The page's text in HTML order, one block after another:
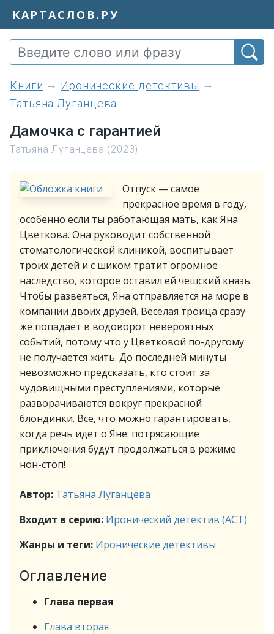
КАРТАСЛОВ.РУ
книги
Иронические детективы
Татьяна Луганцева
Дамочка с гарантией
Татьяна Луганцева (2023)
Отпуск — самое
прекрасное время в году,
особенно если ты работающая мать, как Яна
Цветкова. Она руководит собственной
стоматологической клиникой, воспитывает
троих детей и с шиком тратит огромное
наследство, которое оставил ей чешский князь.
Чтобы развеяться, Яна отправляется на море в
компании двоих друзей. Веселая троица сразу
же попадает в водоворот невероятных
событий, потому что у Цветковой по-другому
не получается жить. До последней минуты
невозможно предсказать, кто стоит за
чудовищными преступлениями, которые
разворачиваются вокруг прекрасной
блондинки. Всё, что можно гарантировать,
когда речь идет о Яне: потрясающие
приключения будут продолжаться в режиме
нон-стоп!
Автор: Татьяна Луганцева
Входит в серию: Иронический детектив (АСТ)
Жанры и теги: Иронические детективы
Оглавление
Глава первая
Глава вторая